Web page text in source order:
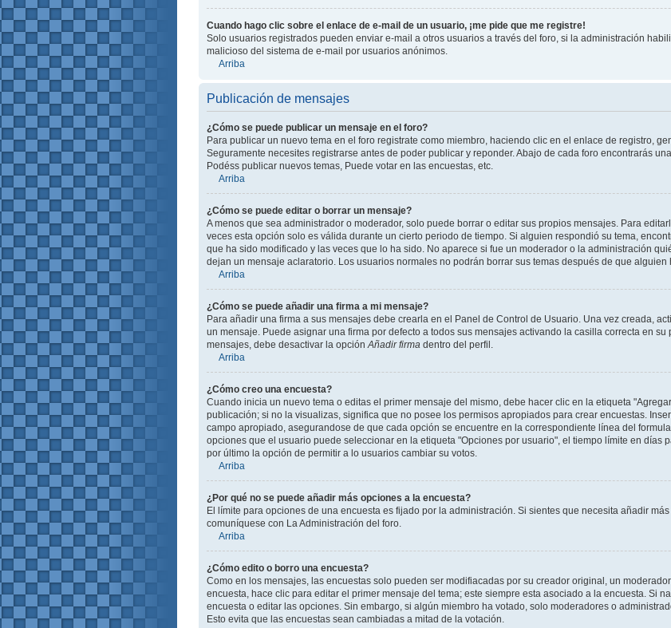
Cuando hago clic sobre el enlace de e-mail de un usuario, ¡me pide que me registre!
Solo usuarios registrados pueden enviar e-mail a otros usuarios a través del foro, si la administración
malicioso del sistema de e-mail por usuarios anónimos.
Arriba
Publicación de mensajes
¿Cómo se puede publicar un mensaje en el foro?
Para publicar un nuevo tema en el foro registrate como miembro, haciendo clic en el enlace de registro,
Seguramente necesites registrarse antes de poder publicar y reponder. Abajo de cada foro encontrarás
Podéss publicar nuevos temas, Puede votar en las encuestas, etc.
Arriba
¿Cómo se puede editar o borrar un mensaje?
A menos que sea administrador o moderador, solo puede borrar o editar sus propios mensajes. Para
veces esta opción solo es válida durante un cierto periodo de tiempo. Si alguien respondió su tema,
que ha sido modificado y las veces que lo ha sido. No aparece si fue un moderador o la administración
dejan un mensaje aclaratorio. Los usuarios normales no podrán borrar sus temas después de que alguien
Arriba
¿Cómo se puede añadir una firma a mi mensaje?
Para añadir una firma a sus mensajes debe crearla en el Panel de Control de Usuario. Una vez creada,
un mensaje. Puede asignar una firma por defecto a todos sus mensajes activando la casilla correcta en
mensajes, debe desactivar la opción Añadir firma dentro del perfil.
Arriba
¿Cómo creo una encuesta?
Cuando inicia un nuevo tema o editas el primer mensaje del mismo, debe hacer clic en la etiqueta
publicación; si no la visualizas, significa que no posee los permisos apropiados para crear encuestas.
campo apropiado, asegurandose de que cada opción se encuentre en la correspondiente línea del
opciones que el usuario puede seleccionar en la etiqueta "Opciones por usuario", el tiempo límite en días
por último la opción de permitir a lo usuarios cambiar su votos.
Arriba
¿Por qué no se puede añadir más opciones a la encuesta?
El límite para opciones de una encuesta es fijado por la administración. Si sientes que necesita añadir
comuníquese con La Administración del foro.
Arriba
¿Cómo edito o borro una encuesta?
Como en los mensajes, las encuestas solo pueden ser modifiacadas por su creador original, un
encuesta, hace clic para editar el primer mensaje del tema; este siempre esta asociado a la encuesta. Si
encuesta o editar las opciones. Sin embargo, si algún miembro ha votado, solo moderadores o
Esto evita que las encuestas sean cambiadas a mitad de la votación.